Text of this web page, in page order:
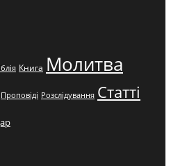
Книга Молитва
Проповіді Розслідування Статті